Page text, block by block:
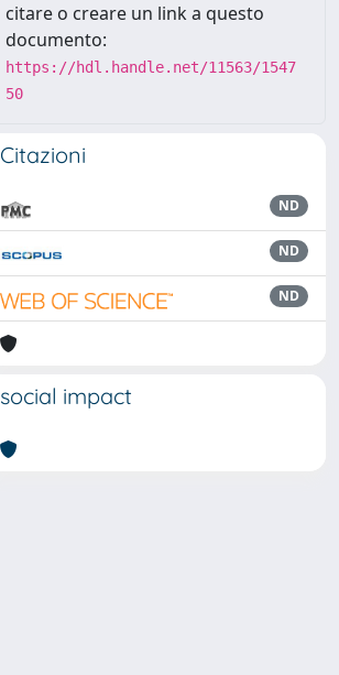
citare o creare un link a questo
documento:
https://hdl.handle.net/11563/1547
50
Citazioni
ND
ND
ND
social impact